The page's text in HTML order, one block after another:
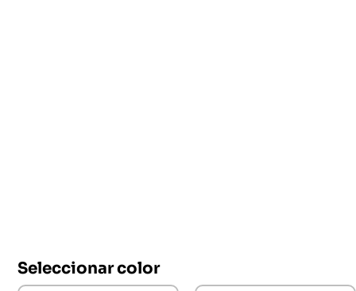
Seleccionar color